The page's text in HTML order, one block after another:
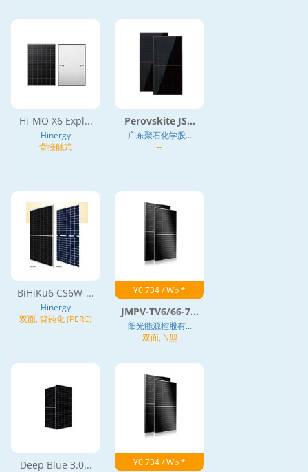
Hi-MO X6 Expl...
Hinergy
背接触式
Perovskite JS...
广东聚石化学股...
--
BiHiKu6 CS6W-...
Hinergy
双面, 背钝化 (PERC)
¥0.734 / Wp *
JMPV-TV6/66-7...
阳光能源控股有...
双面, N型
Deep Blue 3.0... ¥0.734 / Wp *